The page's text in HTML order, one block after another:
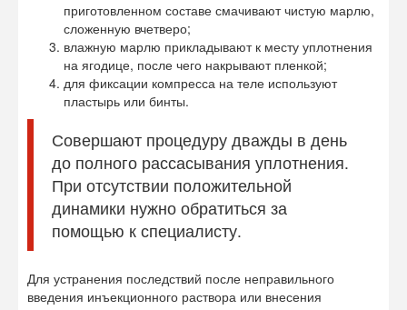
приготовленном составе смачивают чистую марлю,
сложенную вчетверо;
влажную марлю прикладывают к месту уплотнения
на ягодице, после чего накрывают пленкой;
для фиксации компресса на теле используют
пластырь или бинты.
Совершают процедуру дважды в день
до полного рассасывания уплотнения.
При отсутствии положительной
динамики нужно обратиться за
помощью к специалисту.
Для устранения последствий после неправильного
введения инъекционного раствора или внесения